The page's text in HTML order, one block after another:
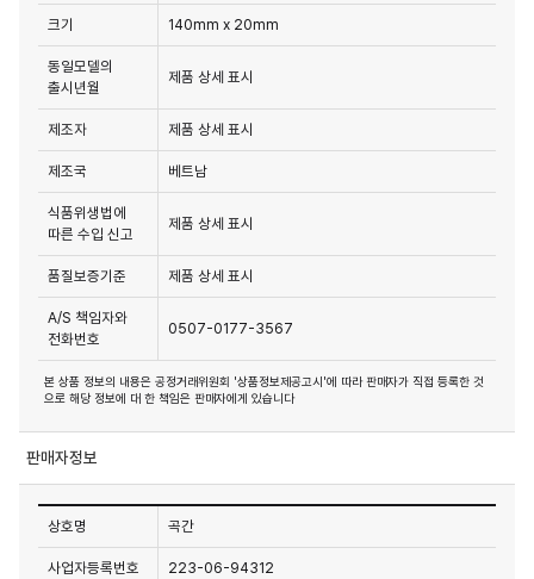
크기 140mm x 20mm
동일모델의
출시년월
제품 상세 표시
제조자 제품 상세 표시
제조국 베트남
식품위생법에
따른 수입 신고
제품 상세 표시
품질보증기준 제품 상세 표시
A/S 책임자와
전화번호
0507-0177-3567
본 상품 정보의 내용은 공정거래위원회 '상품정보제공고시'에 따라 판매자가 직접 등록한 것
으로 해당 정보에 대 한 책임은 판매자에게 있습니다
판매자정보
상호명 곡간
사업자등록번호 223-06-94312